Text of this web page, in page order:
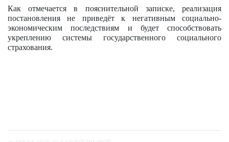
Как отмечается в пояснительной записке, реализация
постановления не приведёт к негативным социально-
экономическим последствиям и будет способствовать
укреплению системы государственного социального
страхования.